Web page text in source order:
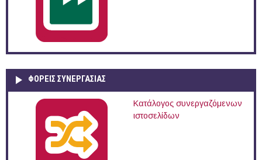
ΦΟΡΕΙΣ ΣΥΝΕΡΓΑΣΙΑΣ
Κατάλογος συνεργαζόμενων
ιστοσελίδων